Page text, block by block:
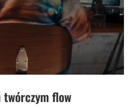
twórczym flow